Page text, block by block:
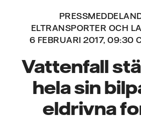
ELTRANSPORTER OCH
6 FEBRUARI 2017, 09:30
Vattenfall
hela sin
eldrivna